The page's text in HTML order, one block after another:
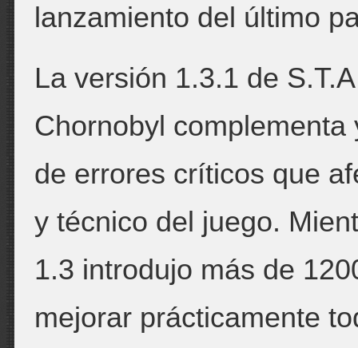
lanzamiento del último
La versión 1.3.1 de
Chornobyl
de errores críticos que
y técnico del juego.
1.3 introdujo más de
mejorar prácticamente